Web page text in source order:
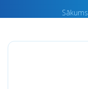
Sākums